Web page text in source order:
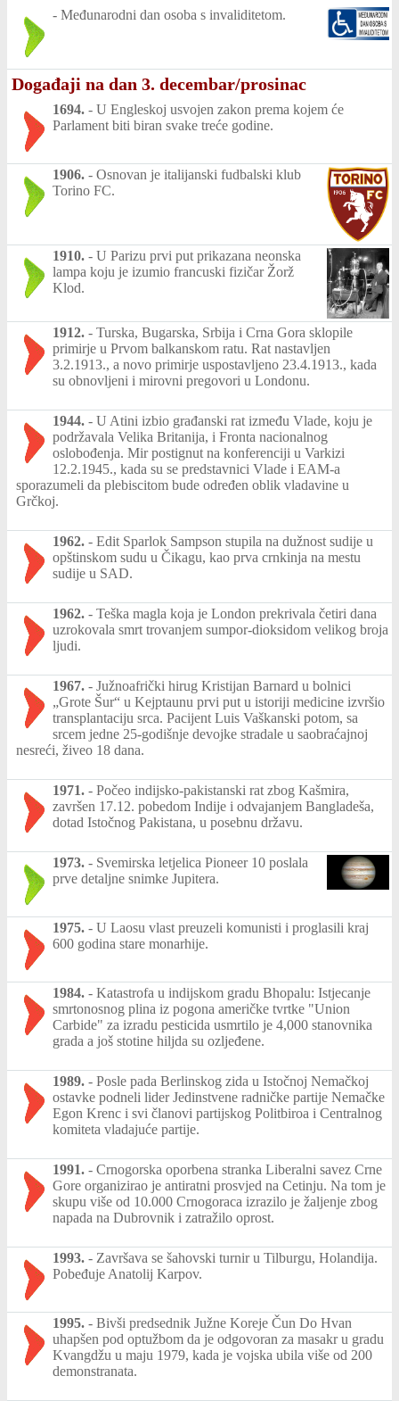
- Međunarodni dan osoba s invaliditetom.
Događaji na dan 3. decembar/prosinac
1694. - U Engleskoj usvojen zakon prema kojem će
Parlament biti biran svake treće godine.
1906. - Osnovan je italijanski fudbalski klub
Torino FC.
1910. - U Parizu prvi put prikazana neonska
lampa koju je izumio francuski fizičar Žorž
Klod.
1912. - Turska, Bugarska, Srbija i Crna Gora sklopile
primirje u Prvom balkanskom ratu. Rat nastavljen
3.2.1913., a novo primirje uspostavljeno 23.4.1913., kada
su obnovljeni i mirovni pregovori u Londonu.
1944. - U Atini izbio građanski rat između Vlade, koju je
podržavala Velika Britanija, i Fronta nacionalnog
oslobođenja. Mir postignut na konferenciji u Varkizi
12.2.1945., kada su se predstavnici Vlade i EAM-a
sporazumeli da plebiscitom bude određen oblik vladavine u
Grčkoj.
1962. - Edit Sparlok Sampson stupila na dužnost sudije u
opštinskom sudu u Čikagu, kao prva crnkinja na mestu
sudije u SAD.
1962. - Teška magla koja je London prekrivala četiri dana
uzrokovala smrt trovanjem sumpor-dioksidom velikog broja
ljudi.
1967. - Južnoafrički hirug Kristijan Barnard u bolnici
„Grote Šur“ u Kejptaunu prvi put u istoriji medicine izvršio
transplantaciju srca. Pacijent Luis Vaškanski potom, sa
srcem jedne 25-godišnje devojke stradale u saobraćajnoj
nesreći, živeo 18 dana.
1971. - Počeo indijsko-pakistanski rat zbog Kašmira,
završen 17.12. pobedom Indije i odvajanjem Bangladeša,
dotad Istočnog Pakistana, u posebnu državu.
1973. - Svemirska letjelica Pioneer 10 poslala
prve detaljne snimke Jupitera.
1975. - U Laosu vlast preuzeli komunisti i proglasili kraj
600 godina stare monarhije.
1984. - Katastrofa u indijskom gradu Bhopalu: Istjecanje
smrtonosnog plina iz pogona američke tvrtke "Union
Carbide" za izradu pesticida usmrtilo je 4,000 stanovnika
grada a još stotine hiljda su ozljeđene.
1989. - Posle pada Berlinskog zida u Istočnoj Nemačkoj
ostavke podneli lider Jedinstvene radničke partije Nemačke
Egon Krenc i svi članovi partijskog Politbiroa i Centralnog
komiteta vladajuće partije.
1991. - Crnogorska oporbena stranka Liberalni savez Crne
Gore organizirao je antiratni prosvjed na Cetinju. Na tom je
skupu više od 10.000 Crnogoraca izrazilo je žaljenje zbog
napada na Dubrovnik i zatražilo oprost.
1993. - Završava se šahovski turnir u Tilburgu, Holandija.
Pobeđuje Anatolij Karpov.
1995. - Bivši predsednik Južne Koreje Čun Do Hvan
uhapšen pod optužbom da je odgovoran za masakr u gradu
Kvangdžu u maju 1979, kada je vojska ubila više od 200
demonstranata.